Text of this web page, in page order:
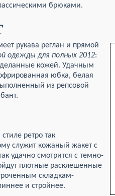
брюками.
рукава реглан и прямой
одежды для полных 2012:
кожей. Удачным
юбка, белая
из репсовой
стиле ретро так
служит кожаный жакет с
удачно смотрится с темно-
плотные расклешенные
складкам-
и стройнее.